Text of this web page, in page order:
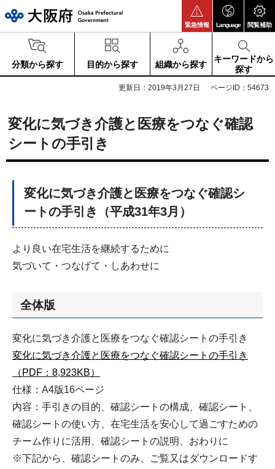
緊急情報 Language 閲覧補助
分類から探す 目的から探す 組織から探す
キーワードから
探す
更新日：2019年3月27日 ページID：54673
変化に気づき介護と医療をつなぐ確認
シートの手引き
変化に気づき介護と医療をつなぐ確認シ
ートの手引き（平成31年3月）
より良い在宅生活を継続するために
気づいて・つなげて・しあわせに
全体版
変化に気づき介護と医療をつなぐ確認シートの手引き
変化に気づき介護と医療をつなぐ確認シートの手引き
（PDF：8,923KB）
仕様：A4版16ページ
内容：手引きの目的、確認シートの構成、確認シート、
確認シートの使い方、在宅生活を安心して過ごすための
チーム作りに活用、確認シートの説明、おわりに
※下記から、確認シートのみ、ご覧又はダウンロードす